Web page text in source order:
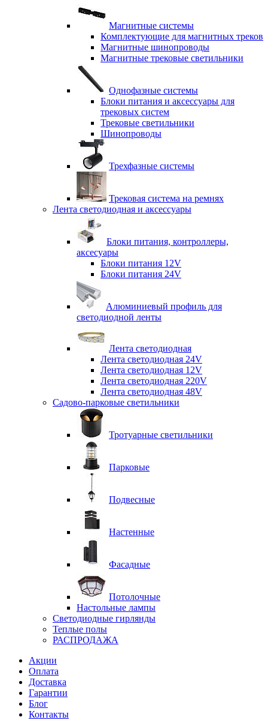
Магнитные системы
Комплектующие для магнитных треков
Магнитные шинопроводы
Магнитные трековые светильники
Однофазные системы
Блоки питания и аксессуары для
трековых систем
Трековые светильники
Шинопроводы
Трехфазные системы
Трековая система на ремнях
Лента светодиодная и аксессуары
Блоки питания, контроллеры,
аксесуары
Блоки питания 12V
Блоки питания 24V
Алюминиевый профиль для
светодиодной ленты
Лента светодиодная
Лента светодиодная 24V
Лента светодиодная 12V
Лента светодиодная 220V
Лента светодиодная 48V
Садово-парковые светильники
Тротуарные светильники
Парковые
Подвесные
Настенные
Фасадные
Потолочные
Настольные лампы
Светодиодные гирлянды
Теплые полы
РАСПРОДАЖА
Акции
Оплата
Доставка
Гарантии
Блог
Контакты